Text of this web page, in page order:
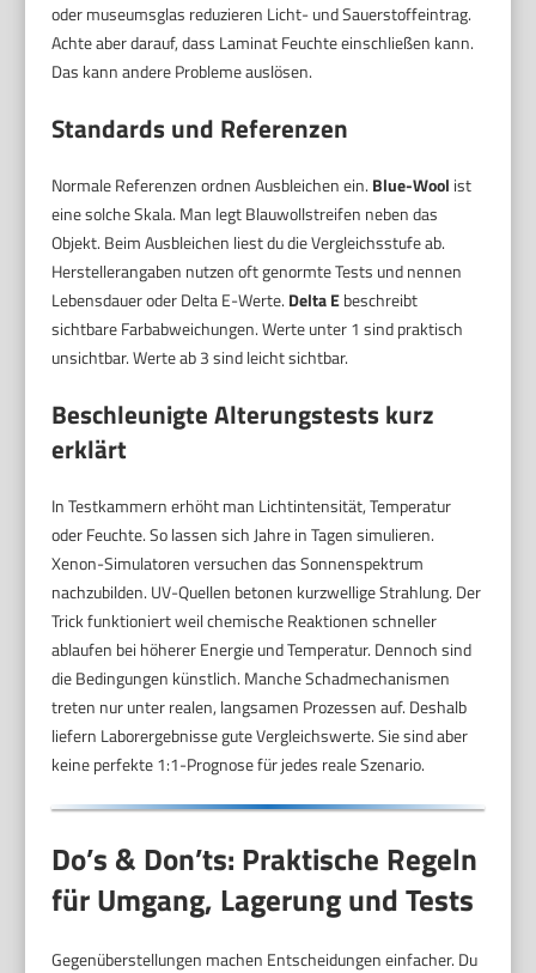
oder museumsglas reduzieren Licht- und Sauerstoffeintrag.
Achte aber darauf, dass Laminat Feuchte einschließen kann.
Das kann andere Probleme auslösen.
Standards und Referenzen
Normale Referenzen ordnen Ausbleichen ein. Blue-Wool ist
eine solche Skala. Man legt Blauwollstreifen neben das
Objekt. Beim Ausbleichen liest du die Vergleichsstufe ab.
Herstellerangaben nutzen oft genormte Tests und nennen
Lebensdauer oder Delta E-Werte. Delta Ebeschreibt
sichtbare Farbabweichungen. Werte unter 1 sind praktisch
unsichtbar. Werte ab 3 sind leicht sichtbar.
Beschleunigte Alterungstests kurz
erklärt
In Testkammern erhöht man Lichtintensität, Temperatur
oder Feuchte. So lassen sich Jahre in Tagen simulieren.
Xenon-Simulatoren versuchen das Sonnenspektrum
nachzubilden. UV-Quellen betonen kurzwellige Strahlung. Der
Trick funktioniert weil chemische Reaktionen schneller
ablaufen bei höherer Energie und Temperatur. Dennoch sind
die Bedingungen künstlich. Manche Schadmechanismen
treten nur unter realen, langsamen Prozessen auf. Deshalb
liefern Laborergebnisse gute Vergleichswerte. Sie sind aber
keine perfekte 1:1-Prognose für jedes reale Szenario.
Do’s & Don’ts: Praktische Regeln
für Umgang, Lagerung und Tests
Gegenüberstellungen machen Entscheidungen einfacher. Du